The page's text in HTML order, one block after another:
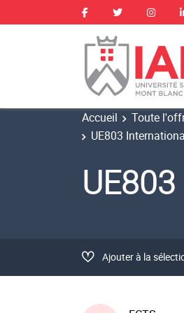
Accueil Toute
UE803
Ajouter à la